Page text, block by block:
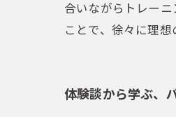
合いながらトレー
ことで、徐々に理
体験談から学ぶ、